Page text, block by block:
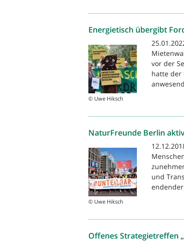
Energietisch übergibt
© Uwe Hiksch
vor der
hatte der
NaturFreunde Berlin
© Uwe Hiksch
und
Offenes Strategietreffen